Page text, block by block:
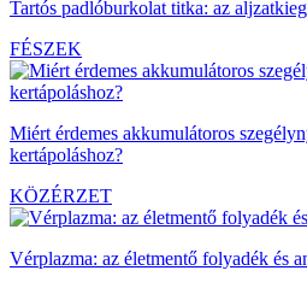
Tartós padlóburkolat titka: az
FÉSZEK
Miért érdemes akkumulátoros
kertápoláshoz?
KÖZÉRZET
Vérplazma: az életmentő folyadék és